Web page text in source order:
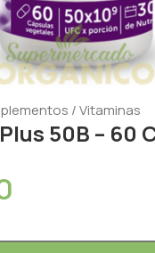
/ Vitaminas
50B – 60